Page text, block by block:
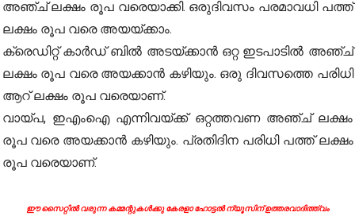
അഞ്ച് ലക്ഷം രൂപ വരെയാക്കി. ഒരുദിവസം പരമാവധി പത്ത്
ലക്ഷം രൂപ വരെ അയയ്ക്കാം.
ക്രെഡിറ്റ് കാര്‍ഡ് ബില്‍ അടയ്ക്കാന്‍ ഒറ്റ ഇടപാടില്‍ അഞ്ച്
ലക്ഷം രൂപ വരെ അയക്കാന്‍ കഴിയും. ഒരു ദിവസത്തെ പരിധി
ആറ് ലക്ഷം രൂപ വരെയാണ്.
വായ്പ, ഇഎംഐ എന്നിവയ്ക്ക് ഒറ്റത്തവണ അഞ്ച് ലക്ഷം
രൂപ വരെ അയക്കാന്‍ കഴിയും. പ്രതിദിന പരിധി പത്ത് ലക്ഷം
രൂപ വരെയാണ്.
ഈ സൈറ്റിൽ വരുന്ന കമ്മന്റുകൾക്കു കേരളാ ഹോട്ടൽ ന്യൂസിന് ഉത്തരവാദിത്ത്വം